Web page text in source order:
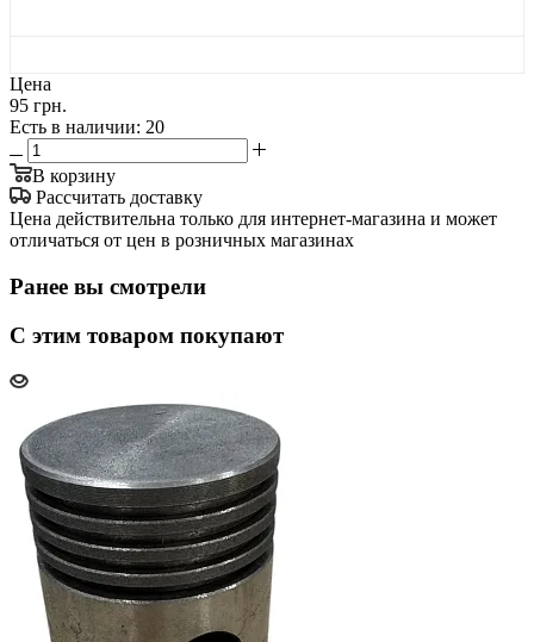
Цена
95 грн.
Есть в наличии: 20
В корзину
Рассчитать доставку
Цена действительна только для интернет-магазина и может
отличаться от цен в розничных магазинах
Ранее вы смотрели
С этим товаром покупают